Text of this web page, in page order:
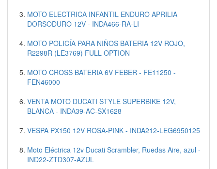
MOTO ELECTRICA INFANTIL ENDURO APRILIA
DORSODURO 12V - INDA466-RA-LI
MOTO POLICÍA PARA NIÑOS BATERIA 12V ROJO,
R2298R (LE3769) FULL OPTION
MOTO CROSS BATERIA 6V FEBER - FE11250 -
FEN46000
VENTA MOTO DUCATI STYLE SUPERBIKE 12V,
BLANCA - INDA39-AC-SX1628
VESPA PX150 12V ROSA-PINK - INDA212-LEG6950125
Moto Eléctrica 12v Ducati Scrambler, Ruedas Aire, azul -
IND22-ZTD307-AZUL